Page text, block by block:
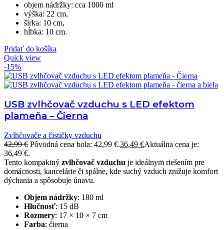
objem nádržky: cca 1000 ml
výška: 22 cm,
šírka: 10 cm,
hĺbka: 10 cm.
Pridať do košíka
Quick view
-15%
USB zvlhčovač vzduchu s LED efektom
plameňa – Čierna
Zvlhčovače a čističky vzduchu
42,99€ Pôvodná cena bola: 42,99 €.36,49 €Aktuálna cena je:
36,49 €.
Tento kompaktný zvlhčovač vzduchu je ideálnym riešením pre
domácnosti, kancelárie či spálne, kde suchý vzduch znižuje komfort
dýchania a spôsobuje únavu.
Objem nádržky: 180 ml
Hlučnosť: 15 dB
Rozmery: 17 × 10 × 7 cm
Farba: čierna